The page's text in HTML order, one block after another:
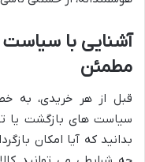
آشنایی با
مطمئن
قبل از هر خریدی، به
سیاست های بازگشت یا
بدانید که آیا امکان